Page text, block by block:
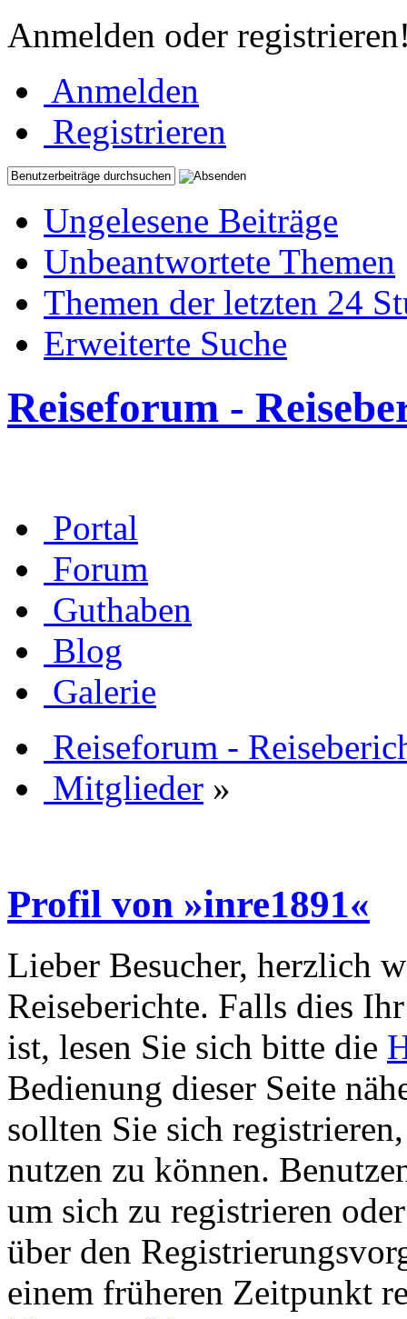
Anmelden oder
Anmelden
Registrieren
Ungelesene Beiträge
Unbeantwortete Themen
Themen der letzten 24
Erweiterte Suche
Reiseforum -
Portal
Forum
Guthaben
Blog
Galerie
Reiseforum -
Mitglieder »
Profil von »inre1891«
Lieber Besucher, herzlich
Reiseberichte. Falls dies
ist, lesen Sie sich bitte die
Bedienung dieser Seite
sollten Sie sich
nutzen zu können.
um sich zu registrieren
über den
einem früheren Zeitpunkt